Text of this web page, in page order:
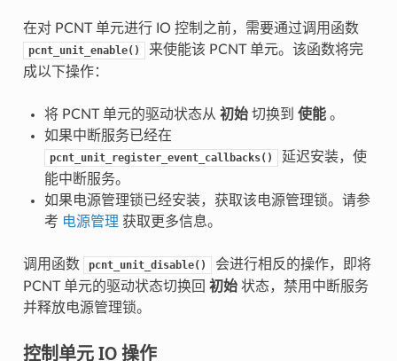
在对 PCNT 单元进行 IO 控制之前，需要通过调用函数
pcnt_unit_enable()
来使能该 PCNT 单元。该函数将完
成以下操作：
将 PCNT 单元的驱动状态从 初始切换到 使能。
如果中断服务已经在
pcnt_unit_register_event_callbacks()
延迟安装，使
能中断服务。
如果电源管理锁已经安装，获取该电源管理锁。请参
考 电源管理 获取更多信息。
调用函数 pcnt_unit_disable()
会进行相反的操作，即将
PCNT 单元的驱动状态切换回 初始状态，禁用中断服务
并释放电源管理锁。
控制单元 IO 操作